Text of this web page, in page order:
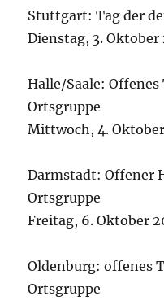
Stuttgart: Tag der
Dienstag, 3. Oktober
Halle/Saale:
Ortsgruppe
Mittwoch, 4.
Darmstadt: Offener
Ortsgruppe
Freitag, 6. Oktober
Oldenburg: offenes
Ortsgruppe